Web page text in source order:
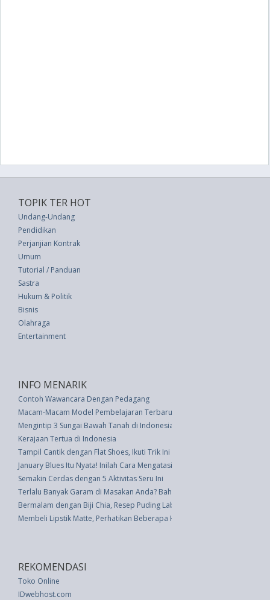
TOPIK TER HOT
Undang-Undang
Pendidikan
Perjanjian Kontrak
Umum
Tutorial / Panduan
Sastra
Hukum & Politik
Bisnis
Olahraga
Entertainment
INFO MENARIK
Contoh Wawancara Dengan Pedagang
Macam-Macam Model Pembelajaran Terbaru
Mengintip 3 Sungai Bawah Tanah di Indonesia
Kerajaan Tertua di Indonesia
Tampil Cantik dengan Flat Shoes, Ikuti Trik Ini
January Blues Itu Nyata! Inilah Cara Mengatasinya
Semakin Cerdas dengan 5 Aktivitas Seru Ini
Terlalu Banyak Garam di Masakan Anda? Bahan Pokok Dapur Ini
Bermalam dengan Biji Chia, Resep Puding Labu
Membeli Lipstik Matte, Perhatikan Beberapa Hal Berikut Ini
REKOMENDASI
Toko Online
IDwebhost.com